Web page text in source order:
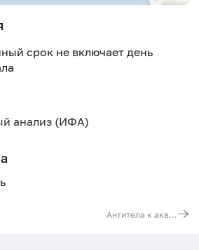
срок не включает день
анализ (ИФА)
Антитела к аквапорину 4 (NMO, IgG)